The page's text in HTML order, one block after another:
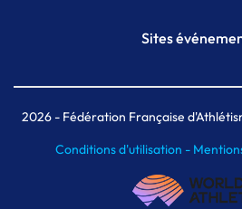
Plateforme
Sites
Meeting de Paris
MAIF Ekiden de
2026- Fédération Française
Conditions d'utilisation -